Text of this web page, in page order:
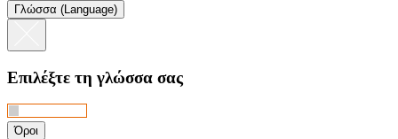
Γλώσσα (Language)
Επιλέξτε τη γλώσσα σας
Όροι